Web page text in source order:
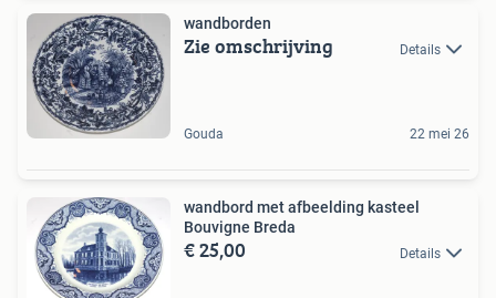
wandborden
Zie omschrijving Details
Gouda 22 mei 26
wandbord met afbeelding kasteel
Bouvigne Breda
€ 25,00 Details